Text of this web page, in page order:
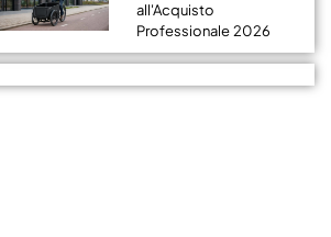
all'Acquisto
Professionale 2026